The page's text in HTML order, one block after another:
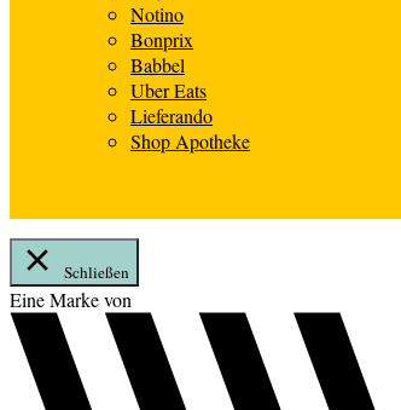
Notino
Bonprix
Babbel
Uber Eats
Lieferando
Shop Apotheke
Schließen
Zum
Inhalt
springen
Eine Marke von